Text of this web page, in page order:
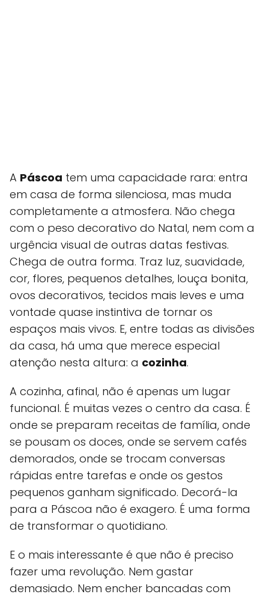
A Páscoa tem uma capacidade rara: entra
em casa de forma silenciosa, mas muda
completamente a atmosfera. Não chega
com o peso decorativo do Natal, nem com a
urgência visual de outras datas festivas.
Chega de outra forma. Traz luz, suavidade,
cor, flores, pequenos detalhes, louça bonita,
ovos decorativos, tecidos mais leves e uma
vontade quase instintiva de tornar os
espaços mais vivos. E, entre todas as divisões
da casa, há uma que merece especial
atenção nesta altura: a cozinha.
A cozinha, afinal, não é apenas um lugar
funcional. É muitas vezes o centro da casa. É
onde se preparam receitas de família, onde
se pousam os doces, onde se servem cafés
demorados, onde se trocam conversas
rápidas entre tarefas e onde os gestos
pequenos ganham significado. Decorá-la
para a Páscoa não é exagero. É uma forma
de transformar o quotidiano.
E o mais interessante é que não é preciso
fazer uma revolução. Nem gastar
demasiado. Nem encher bancadas com